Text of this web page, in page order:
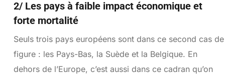
2/ Les pays à faible impact économique et
forte mortalité
Seuls trois pays européens sont dans ce second cas de
figure : les Pays-Bas, la Suède et la Belgique. En
dehors de l’Europe, c’est aussi dans ce cadran qu’on